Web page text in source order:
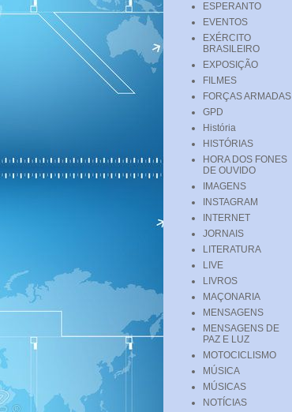
ESPERANTO
EVENTOS
EXÉRCITO
BRASILEIRO
EXPOSIÇÃO
FILMES
FORÇAS ARMADAS
GPD
História
HISTÓRIAS
HORA DOS FONES
DE OUVIDO
IMAGENS
INSTAGRAM
INTERNET
JORNAIS
LITERATURA
LIVE
LIVROS
MAÇONARIA
MENSAGENS
MENSAGENS DE
PAZ E LUZ
MOTOCICLISMO
MÚSICA
MÚSICAS
NOTÍCIAS